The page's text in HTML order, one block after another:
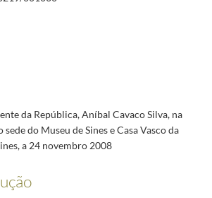
da República, Aníbal Cavaco Silva, na
do Museu de Sines e Casa Vasco da
a 24 novembro 2008